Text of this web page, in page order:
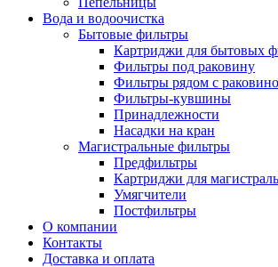
Вода и водоочистка
Бытовые фильтры
Картриджи для бытовых
Фильтры под раковину
Фильтры рядом с
Фильтры-кувшины
Принадлежности
Насадки на кран
Магистральные фильтры
Предфильтры
Картриджи для
Умягчители
Постфильтры
О компании
Контакты
Доставка и оплата